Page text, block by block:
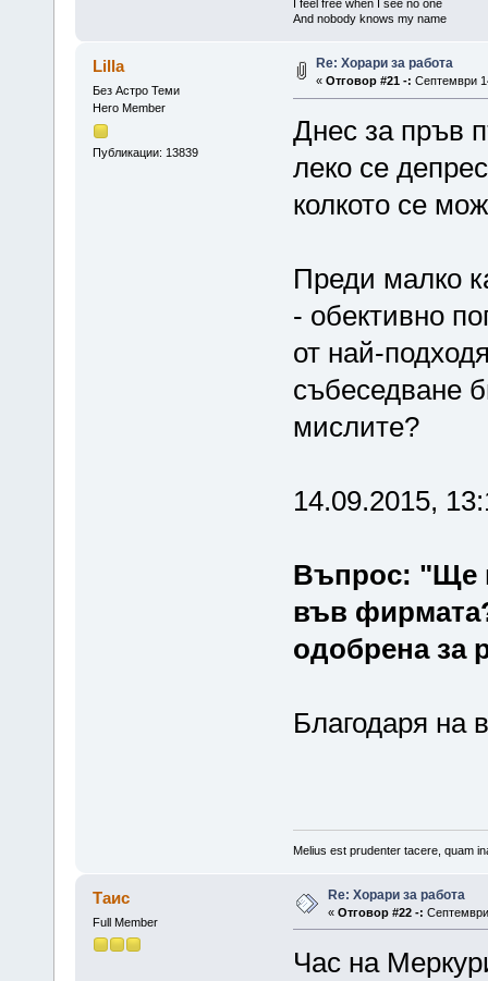
I feel free when I see no one
And nobody knows my name
Lilla
Без Астро Теми
Hero Member
Публикации: 13839
Re: Хорари за работа
« Отговор #21 -: Септември
Днес за пръв
леко се
колкото се
Преди малко
- обективно
от най-
събеседване
мислите?
14.09.2015,
Въпрос: "Ще
във
одобрена за
Благодаря на
Melius est prudenter tacere, quam
Таис
Full Member
Re: Хорари за работа
« Отговор #22 -:
Час на